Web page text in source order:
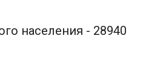
населения - 28940